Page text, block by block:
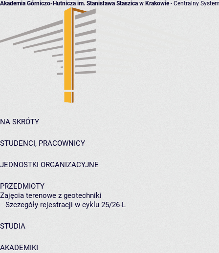
Akademia Górniczo-Hutnicza im. Stanisława Staszica w Krakowie- Centralny
NA SKRÓTY
STUDENCI, PRACOWNICY
JEDNOSTKI ORGANIZACYJNE
PRZEDMIOTY
Zajęcia terenowe z geotechniki
Szczegóły rejestracji w cyklu 25/26-L
STUDIA
AKADEMIKI